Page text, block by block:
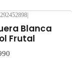
Blanca
Frutal